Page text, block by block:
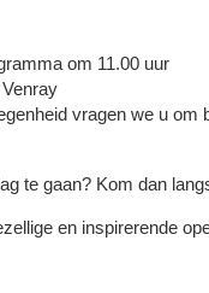
om 11.00 uur
vragen we u om
te gaan? Kom dan
en inspirerende